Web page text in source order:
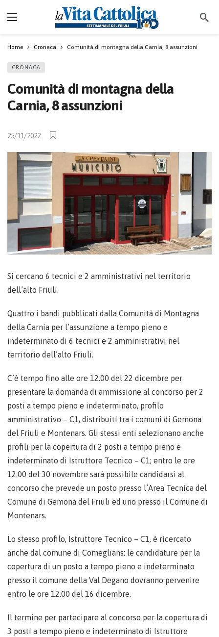
Home Cronaca Comunità di montagna della Carnia, 8 assunzioni
CRONACA
Comunità di montagna della
Carnia, 8 assunzioni
25/11/2022
Si cercano 6 tecnici e 2 amministrativi nel territorio
dell’alto Friuli.
Quattro i bandi pubblicati dalla Comunità di Montagna
della Carnia per l’assunzione a tempo pieno e
indeterminato di 6 tecnici e 2 amministrativi nel
territorio dell’alto Friuli.
C’è tempo fino alle ore 12.00 del 22 dicembre per
presentare la domanda di ammissione al concorso per 2
posti a tempo pieno e indeterminato, profilo
amministrativo – C1, distribuiti tra i comuni di Gemona
del Friuli e Montenars. Gli stessi enti selezionano anche
profili per la copertura di 2 posti a tempo pieno e
indeterminato di Istruttore Tecnico – C1; entro le ore
12.00 del 30 novembre sarà possibile candidarsi al
concorso che prevede un posto presso l’Area Tecnica del
Comune di Gemona del Friuli ed uno presso il Comune di
Montenars.
Lo stesso profilo, Istruttore Tecnico – C1, è ricercato
anche dal comune di Comeglians; le candidature per la
copertura di un posto a tempo pieno e indeterminato
presso il comune della Val Degano dovranno pervenire
entro le ore 12.00 del 16 dicembre.
Il termine per partecipare al concorso per la copertura di
3 posti a tempo pieno e indeterminato di Istruttore